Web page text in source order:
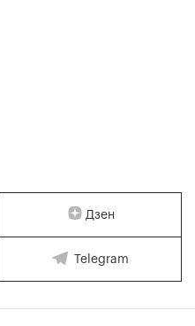
Дзен
Telegram